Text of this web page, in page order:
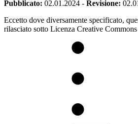
Pubblicato: 02.01.2024 - Revisione:
Eccetto dove diversamente specificato,
rilasciato sotto Licenza Creative